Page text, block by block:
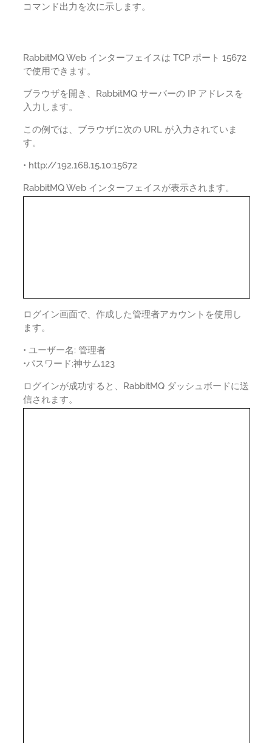
コマンド出力を次に示します。
RabbitMQ Web インターフェイスは TCP ポート 15672
で使用できます。
ブラウザを開き、RabbitMQ サーバーの IP アドレスを
入力します。
この例では、ブラウザに次の URL が入力されていま
す。
• http://192.168.15.10:15672
RabbitMQ Web インターフェイスが表示されます。
ログイン画面で、作成した管理者アカウントを使用し
ます。
• ユーザー名: 管理者
•パスワード:神サム123
ログインが成功すると、RabbitMQ ダッシュボードに送
信されます。